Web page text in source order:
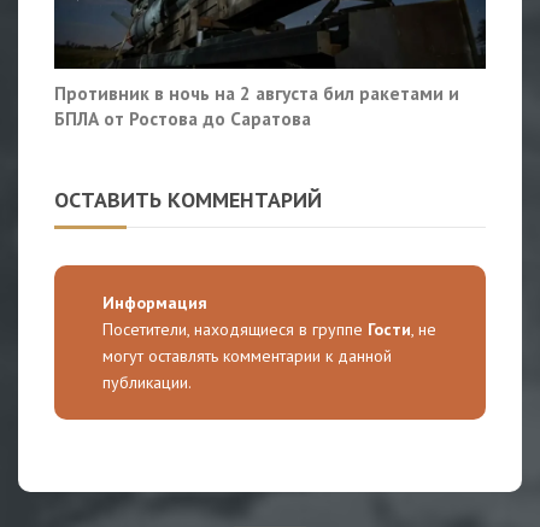
Противник в ночь на 2 августа бил ракетами и
БПЛА от Ростова до Саратова
ОСТАВИТЬ КОММЕНТАРИЙ
Информация
Посетители, находящиеся в группе Гости, не
могут оставлять комментарии к данной
публикации.